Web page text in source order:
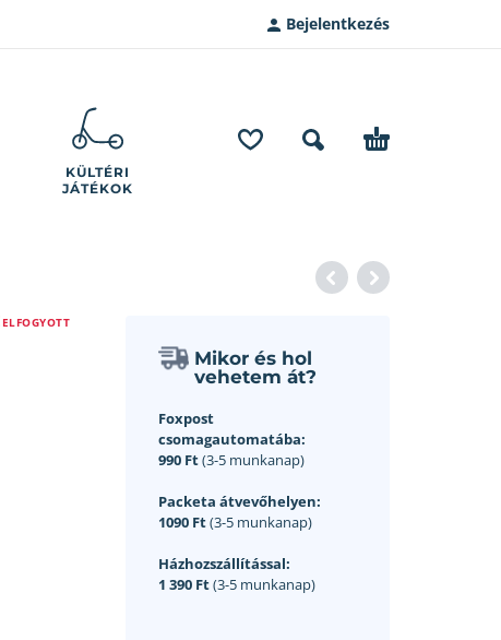
Bejelentkezés
KÜLTÉRI
JÁTÉKOK
ELFOGYOTT
Mikor és hol
vehetem át?
Foxpost
csomagautomatába:
990 Ft(3-5 munkanap)
Packeta átvevőhelyen:
1090 Ft(3-5 munkanap)
Házhozszállítással:
1 390 Ft(3-5 munkanap)